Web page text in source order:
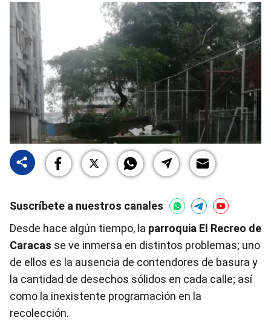
Suscríbete a nuestros canales
Desde hace algún tiempo, la parroquia El Recreo de
Caracas se ve inmersa en distintos problemas; uno
de ellos es la ausencia de contendores de basura y
la cantidad de desechos sólidos en cada calle; así
como la inexistente programación en la
recolección.